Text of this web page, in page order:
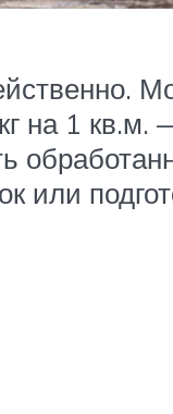
на 1
или